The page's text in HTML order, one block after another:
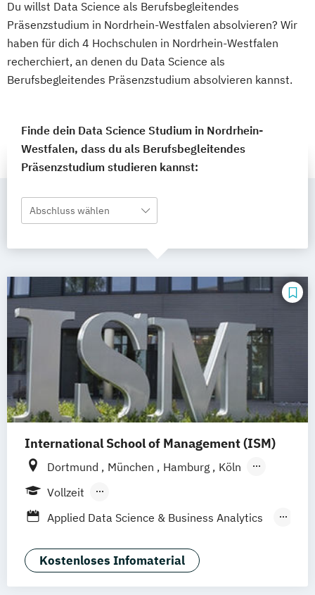
Du willst Data Science als Berufsbegleitendes
Präsenzstudium in Nordrhein-Westfalen absolvieren? Wir
haben für dich 4 Hochschulen in Nordrhein-Westfalen
recherchiert, an denen du Data Science als
Berufsbegleitendes Präsenzstudium absolvieren kannst.
Finde dein Data Science Studium in Nordrhein-
Westfalen, dass du als Berufsbegleitendes
Präsenzstudium studieren kannst:
Abschluss wählen
International School of Management (ISM)
Dortmund München Hamburg
Köln
Stuttgart
Vollzeit
Berufsbegleitendes Präsenzstudium
Applied Data Science & Business Analytics
Business Administration Data Analysis
(DE/EN)
Kostenloses Infomaterial